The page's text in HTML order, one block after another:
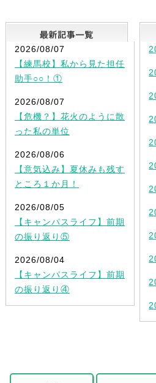
最
2026/08/07
【練馬校】私から見た担任
助手○○！①
2026/08/07
【危機？】花火のように散
った私の単位
2026/08/06
【意気込み】夏休みも残す
ところ１か月！
2026/08/05
【キャンパスライフ】前期
の振り返り⑤
2026/08/04
【キャンパスライフ】前期
の振り返り④